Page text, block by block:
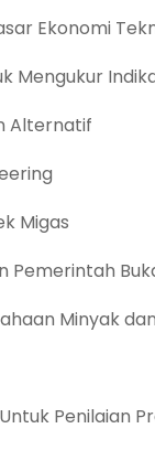
Ekonomi
Mengukur
Alternatif
Migas
Pemerintah
Minyak
Penilaian